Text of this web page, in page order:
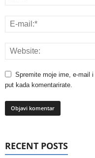
Spremite moje ime, e-mail
put kada komentarirate.
RECENT POSTS